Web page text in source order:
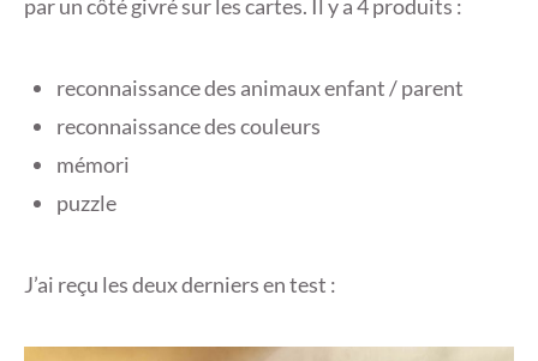
par un côté givré sur les cartes. Il y a 4 produits :
reconnaissance des animaux enfant / parent
reconnaissance des couleurs
mémori
puzzle
J’ai reçu les deux derniers en test :